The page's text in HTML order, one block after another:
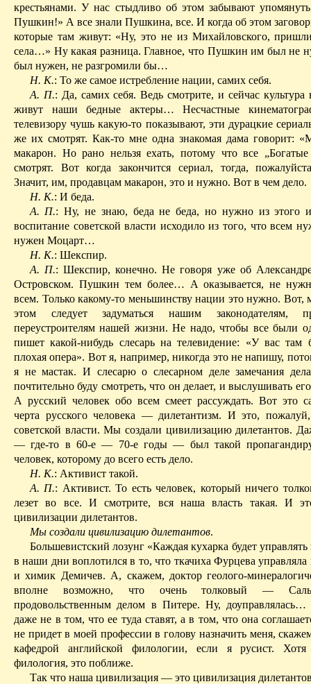
крестьянами. У нас стыдливо об этом забывают
Пушкин!» А все знали Пушкина, все. И когда об этом
которые там живут: «Ну, это не из Михайловского,
села…» Ну какая разница. Главное, что Пушкин им был не
был нужен, не разгромили бы…
Н. К.: То же самое истребление нации, самих себя.
А. П.: Да, самих себя. Ведь смотрите, и сейчас
живут наши бедные актеры… Несчастные
телевизору чушь какую-то показывают, эти дурацкие
же их смотрят. Как-то мне одна знакомая дама говорит:
макарон. Но рано нельзя ехать, потому что все
смотрят. Вот когда закончится сериал, тогда,
Значит, им, продавцам макарон, это и нужно. Вот в чем дело.
Н. К.: И беда.
А. П.: Ну, не знаю, беда не беда, но нужно из этого
воспитание советской власти исходило из того, что всем
нужен Моцарт…
Н. К.: Шекспир.
А. П.: Шекспир, конечно. Не говоря уже об
Островском. Пушкин тем более… А оказывается, не
всем. Только какому-то меньшинству нации это нужно. Вот,
этом следует задуматься нашим законодателям,
переустроителям нашей жизни. Не надо, чтобы все были
пишет какой-нибудь слесарь на телевидение: «У вас там
плохая опера». Вот я, например, никогда это не напишу,
я не мастак. И слесарю о слесарном деле замечания
почтительно буду смотреть, что он делает, и выслушивать
А русский человек обо всем смеет рассуждать. Вот это
черта русского человека — дилетантизм. И это, пожалуй,
советской власти. Мы создали цивилизацию дилетантов.
— где-то в 60-е — 70-е годы — был такой
человек, которому до всего есть дело.
Н. К.: Активист такой.
А. П.: Активист. То есть человек, который ничего
лезет во все. И смотрите, вся наша власть такая. И
цивилизации дилетантов.
Мы создали цивилизацию дилетантов.
Большевистский лозунг «Каждая кухарка будет управлять
в наши дни воплотился в то, что ткачиха Фурцева управляла
и химик Демичев. А, скажем, доктор геолого-
вполне возможно, что очень толковый —
продовольственным делом в Питере. Ну, доуправлялась…
даже не в том, что ее туда ставят, а в том, что она
не придет в моей профессии в голову назначить меня,
кафедрой английской филологии, если я русист. Хотя
филология, это поближе.
Так что наша цивилизация — это цивилизация